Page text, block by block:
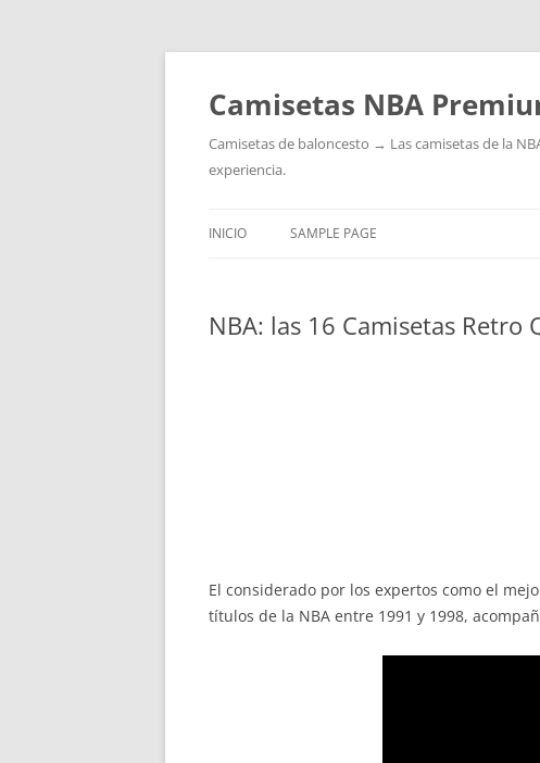
Camisetas NBA
Camisetas de baloncesto → Las camisetas de la
experiencia.
INICIO SAMPLE PAGE
NBA: las 16 Camisetas
El considerado por los expertos como el
títulos de la NBA entre 1991 y 1998,